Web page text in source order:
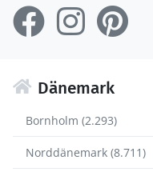
Dänemark
Bornholm (2.293)
Norddänemark (8.711)